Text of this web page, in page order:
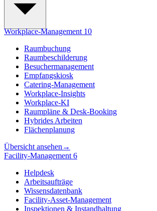
Workplace-Management 10
Raumbuchung
Raumbeschilderung
Besuchermanagement
Empfangskiosk
Catering-Management
Workplace-Insights
Workplace-KI
Raumpläne & Desk-Booking
Hybrides Arbeiten
Flächenplanung
Übersicht ansehen →
Facility-Management 6
Helpdesk
Arbeitsaufträge
Wissensdatenbank
Facility-Asset-Management
Inspektionen & Instandhaltung